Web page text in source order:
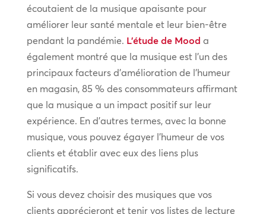
écoutaient de la musique apaisante pour
améliorer leur santé mentale et leur bien-être
pendant la pandémie. L’étude de Mood a
également montré que la musique est l’un des
principaux facteurs d’amélioration de l’humeur
en magasin, 85 % des consommateurs affirmant
que la musique a un impact positif sur leur
expérience. En d’autres termes, avec la bonne
musique, vous pouvez égayer l’humeur de vos
clients et établir avec eux des liens plus
significatifs.
Si vous devez choisir des musiques que vos
clients apprécieront et tenir vos listes de lecture